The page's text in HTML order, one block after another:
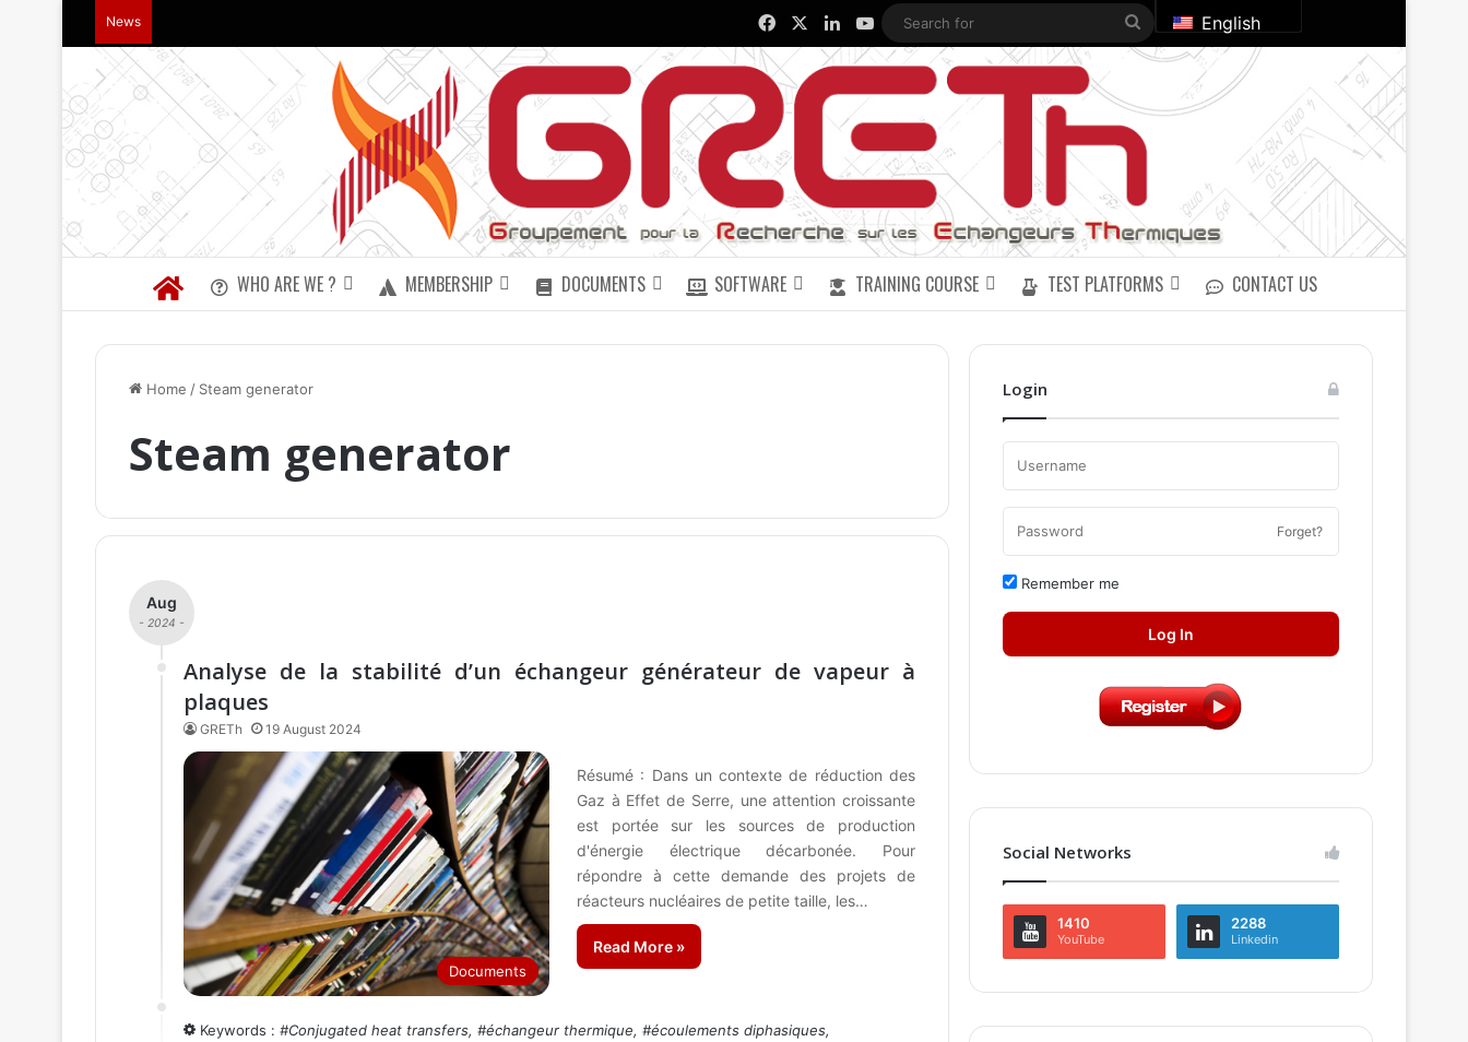
News FacebookLinkedInYouTube
Search
for
English
WHO ARE WE ? MEMBERSHIP DOCUMENTS SOFTWARE TRAINING COURSE TEST PLATFORMS CONTACT US
Home / Steam generator
Steam generator
Aug
- 2024 -
Analyse de la stabilité d’un échangeur générateur de vapeur à
plaques
GRETh 19 August 2024
Documents
Résumé : Dans un contexte de réduction des
Gaz à Effet de Serre, une attention croissante
est portée sur les sources de production
d'énergie électrique décarbonée. Pour
répondre à cette demande des projets de
réacteurs nucléaires de petite taille, les…
Read More »
Keywords : #Conjugated heat transfers, #échangeur thermique, #écoulements diphasiques,
Login
Forget?
Remember me
Log In
Social Networks
1410
YouTube
2288
Linkedin